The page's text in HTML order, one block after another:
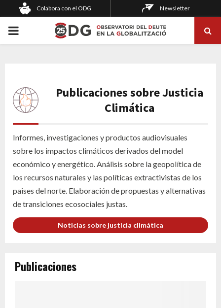
Colabora con el ODG Newsletter
PRIMARY
Publicaciones sobre Justicia
Climática
Informes, investigaciones y productos audiovisuales
sobre los impactos climáticos derivados del model
económico y energético. Análisis sobre la geopolítica de
los recursos naturales y las políticas extractivistas de los
paises del norte. Elaboración de propuestas y alternativas
de transiciones ecosociales justas.
Noticias sobre justicia climática
Publicaciones